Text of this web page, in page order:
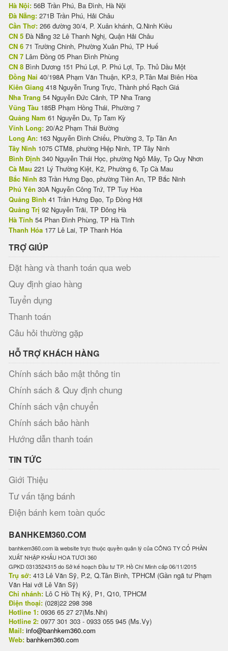
Hà Nội: 56B Trần Phú, Ba Đình, Hà Nội
Đà Nẵng: 271B Trần Phú, Hải Châu
Cần Thơ: 266 đường 30/4, P. Xuân khánh, Q.Ninh Kiều
CN 5 Đà Nẵng 32 Lê Thanh Nghị, Quận Hải Châu
CN 6 71 Trường Chinh, Phường Xuân Phú, TP Huế
CN 7 Lâm Đồng 05 Phan Đình Phùng
CN 8 Bình Dương 151 Phú Lợi, P. Phú Lợi, Tp. Thủ Dầu Một
Đồng Nai 40/198A Phạm Văn Thuận, KP.3, P.Tân Mai Biên Hòa
Kiên Giang 418 Nguyễn Trung Trực, Thành phố Rạch Giá
Nha Trang 54 Nguyễn Đức Cảnh, TP Nha Trang
Vũng Tàu 185B Phạm Hồng Thái, Phường 7
Quảng Nam 61 Nguyễn Du, Tp Tam Kỳ
Vĩnh Long: 20/A2 Phạm Thái Bường
Long An: 163 Nguyễn Đình Chiểu, Phường 3, Tp Tân An
Tây Ninh 1075 CTM8, phường Hiệp Ninh, TP Tây Ninh
Bình Định 340 Nguyễn Thái Học, phường Ngô Mây, Tp Quy Nhơn
Cà Mau 221 Lý Thường Kiệt, K2, Phường 6, Tp Cà Mau
Bắc Ninh 83 Trần Hưng Đạo, phường Tiền An, TP Bắc Ninh
Phú Yên 30A Nguyễn Công Trứ, TP Tuy Hòa
Quảng Bình 41 Trần Hưng Đạo, Tp Đồng Hới
Quảng Trị 92 Nguyễn Trãi, TP Đông Hà
Hà Tĩnh 54 Phan Đình Phùng, TP Hà Tĩnh
Thanh Hóa 177 Lê Lai, TP Thanh Hóa
TRỢ GIÚP
Đặt hàng và thanh toán qua web
Quy định giao hàng
Tuyển dụng
Thanh toán
Câu hỏi thường gặp
HỖ TRỢ KHÁCH HÀNG
Chính sách bảo mật thông tin
Chính sách & Quy định chung
Chính sách vận chuyển
Chính sách bảo hành
Hướng dẫn thanh toán
TIN TỨC
Giới Thiệu
Tư vấn tặng bánh
Điện bánh kem toàn quốc
BANHKEM360.COM
banhkem360.com là website trực thuộc quyền quản lý của CÔNG TY CỔ PHẦN
XUẤT NHẬP KHẨU HOA TƯƠI 360
GPKD 0313524315 do Sở kế hoạch Đầu tư TP. Hồ Chí Minh cấp 06/11/2015
Trụ sở: 413 Lê Văn Sỹ, P.2, Q.Tân Bình, TPHCM (Gần ngã tư Phạm
Văn Hai với Lê Văn Sỹ)
Chi nhánh: Lô C Hồ Thị Kỷ, P1, Q10, TPHCM
Điện thoại: (028)22 298 398
Hotline 1: 0936 65 27 27(Ms.Nhi)
Hotline 2: 0977 301 303 - 0933 055 945 (Ms.Vy)
Mail: info@banhkem360.com
Web: banhkem360.com